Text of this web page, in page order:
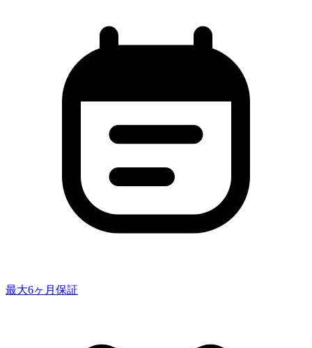
最大6ヶ月保証